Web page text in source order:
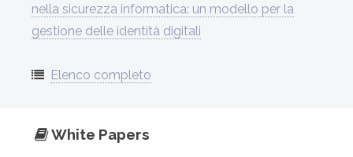
nella sicurezza informatica: un modello per la
gestione delle identità digitali
Elenco completo
White Papers